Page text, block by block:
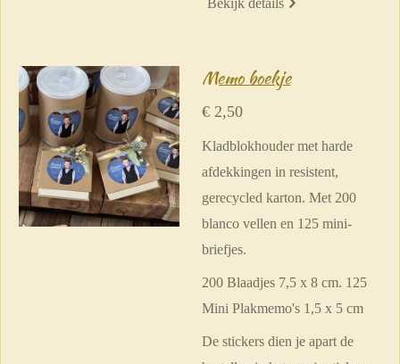
Memo boekje
€ 2,50
Kladblokhouder met harde
afdekkingen in resistent,
gerecycled karton. Met 200
blanco vellen en 125 mini-
briefjes.
200 Blaadjes 7,5 x 8 cm. 125
Mini Plakmemo's 1,5 x 5 cm
De stickers dien je apart de